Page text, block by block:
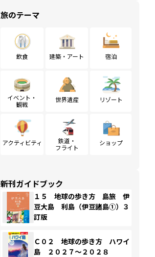
旅のテーマ
飲食 建築・アート 宿泊
イベント・
観戦
世界遺産 リゾート
アクティビティ
鉄道・
フライト
ショップ
新刊ガイドブック
１５ 地球の歩き方 島旅 伊
豆大島 利島（伊豆諸島①）３
訂版
Ｃ０２ 地球の歩き方 ハワイ
島 ２０２７～２０２８